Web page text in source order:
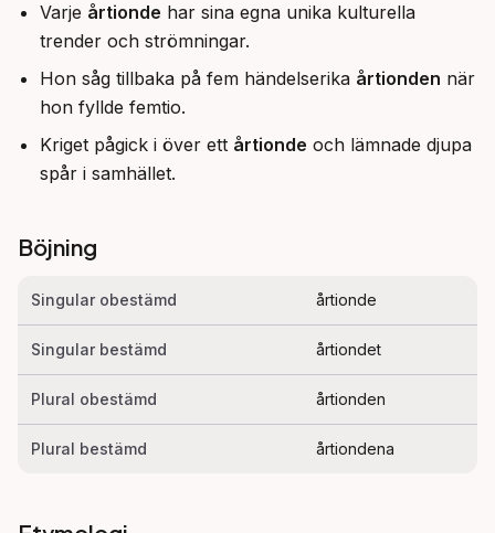
Varje årtionde har sina egna unika kulturella
trender och strömningar.
Hon såg tillbaka på fem händelserika årtionden när
hon fyllde femtio.
Kriget pågick i över ett årtionde och lämnade djupa
spår i samhället.
Böjning
Singular obestämd årtionde
Singular bestämd årtiondet
Plural obestämd årtionden
Plural bestämd årtiondena